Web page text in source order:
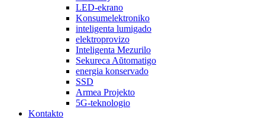
LED-ekrano
Konsumelektroniko
inteligenta lumigado
elektroprovizo
Inteligenta Mezurilo
Sekureca Aŭtomatigo
energia konservado
SSD
Armea Projekto
5G-teknologio
Kontakto